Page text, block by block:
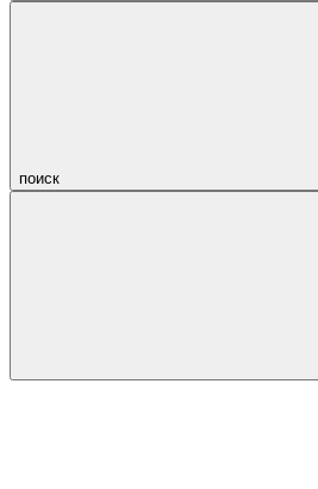
поиск